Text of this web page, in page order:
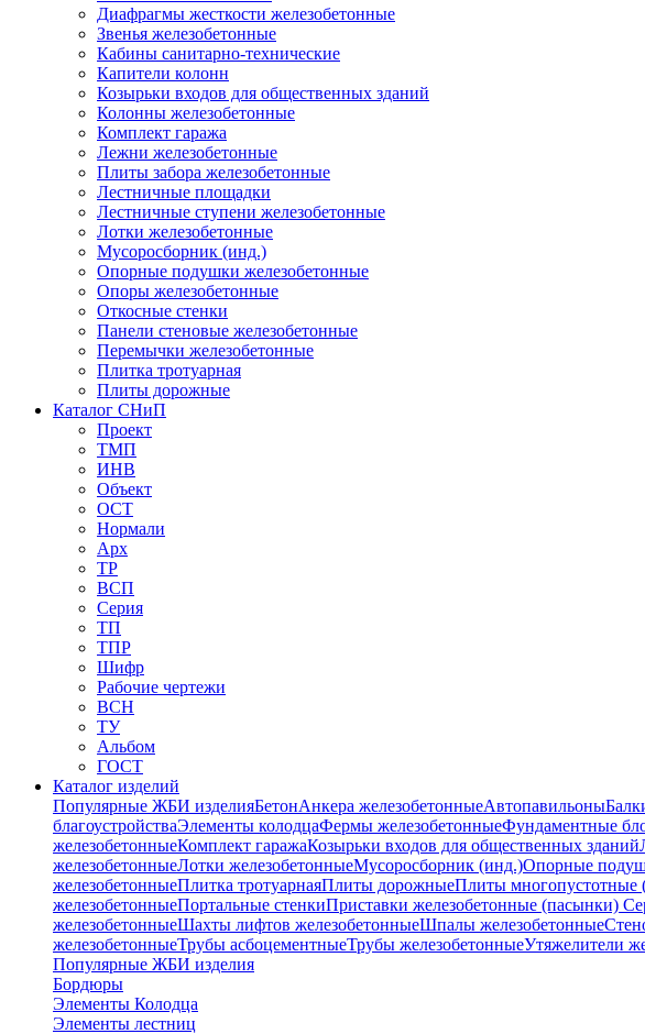
Диафрагмы жесткости железобетонные
Звенья железобетонные
Кабины санитарно-технические
Капители колонн
Козырьки входов для общественных зданий
Колонны железобетонные
Комплект гаража
Лежни железобетонные
Плиты забора железобетонные
Лестничные площадки
Лестничные ступени железобетонные
Лотки железобетонные
Мусоросборник (инд.)
Опорные подушки железобетонные
Опоры железобетонные
Откосные стенки
Панели стеновые железобетонные
Перемычки железобетонные
Плитка тротуарная
Плиты дорожные
Каталог СНиП
Проект
ТМП
ИНВ
Объект
ОСТ
Нормали
Арх
ТР
ВСП
Серия
ТП
ТПР
Шифр
Рабочие чертежи
ВСН
ТУ
Альбом
ГОСТ
Каталог изделий
Популярные ЖБИ изделияБетонАнкера железобетонныеАвтопавильоны
благоустройстваЭлементы колодцаФермы железобетонныеФундаментные
железобетонныеКомплект гаражаКозырьки входов для общественных зданий
железобетонныеЛотки железобетонныеМусоросборник (инд.)Опорные
железобетонныеПлитка тротуарнаяПлиты дорожныеПлиты многопустотные
железобетонныеПортальные стенкиПриставки железобетонные (пасынки)
железобетонныеШахты лифтов железобетонныеШпалы железобетонные
железобетонныеТрубы асбоцементныеТрубы железобетонныеУтяжелители
Популярные ЖБИ изделия
Бордюры
Элементы Колодца
Элементы лестниц